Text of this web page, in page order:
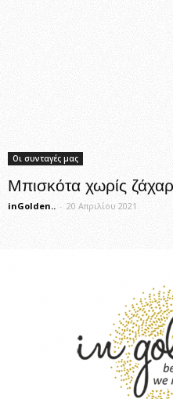
Οι συνταγές μας
Μπισκότα χωρίς
inGolden.. - 20 Απριλίου 2021